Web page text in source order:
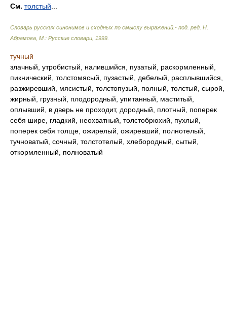
См. толстый
Словарь русских синонимов и сходных по смыслу выражений.- под. ред. Н.
Абрамова, М.: Русские словари 1999
тучный
злачный, утробистый, налившийся, пузатый, раскормленный,
пикнический, толстомясый, пузастый, дебелый, расплывшийся,
разжиревший, мясистый, толстопузый, полный, толстый, сырой,
жирный, грузный, плодородный, упитанный, маститый,
оплывший, в дверь не проходит, дородный, плотный, поперек
себя шире, гладкий, неохватный, толстобрюхий, пухлый,
поперек себя толще, ожирелый, ожиревший, полнотелый,
тучноватый, сочный, толстотелый, хлебородный, сытый,
откормленный, полноватый